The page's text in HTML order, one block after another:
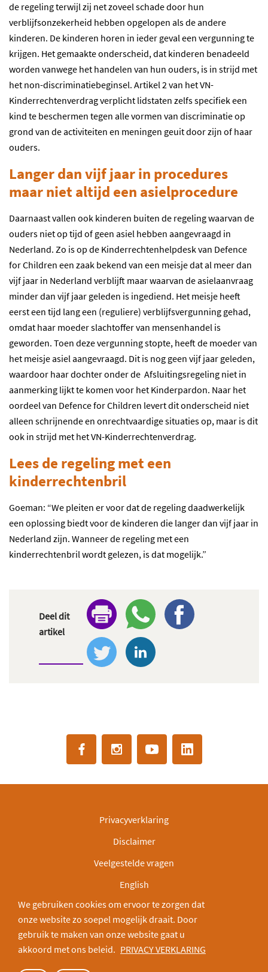
de regeling terwijl zij net zoveel schade door hun
verblijfsonzekerheid hebben opgelopen als de andere
kinderen. De kinderen horen in ieder geval een vergunning te
krijgen. Het gemaakte onderscheid, dat kinderen benadeeld
worden vanwege het handelen van hun ouders, is in strijd met
het non-discriminatiebeginsel. Artikel 2 van het VN-
Kinderrechtenverdrag verplicht lidstaten zelfs specifiek een
kind te beschermen tegen alle vormen van discriminatie op
grond van de activiteiten en meningen geuit door zijn of haar
ouders.
Langer dan vijf jaar in procedures
maar niet altijd een asielprocedure
Daarnaast vallen ook kinderen buiten de regeling waarvan de
ouders niet op tijd of geen asiel hebben aangevraagd in
Nederland. Zo is op de Kinderrechtenhelpdesk van Defence
for Children een zaak bekend van een meisje dat al meer dan
vijf jaar in Nederland verblijft maar waarvan de asielaanvraag
minder dan vijf jaar geleden is ingediend. Het meisje heeft
eerst een tijd lang een (reguliere) verblijfsvergunning gehad,
omdat haar moeder slachtoffer van mensenhandel is
geworden. Toen deze vergunning stopte, heeft de moeder van
het meisje asiel aangevraagd. Dit is nog geen vijf jaar geleden,
waardoor haar dochter onder de Afsluitingsregeling niet in
aanmerking lijkt te komen voor het Kinderpardon. Naar het
oordeel van Defence for Children levert dit onderscheid niet
alleen schrijnende en onrechtvaardige situaties op, maar is dit
ook in strijd met het VN-Kinderrechtenverdrag.
Lees de regeling met een
kinderrechtenbril
Goeman: “We pleiten er voor dat de regeling daadwerkelijk
een oplossing biedt voor de kinderen die langer dan vijf jaar in
Nederland zijn. Wanneer de regeling met een
kinderrechtenbril wordt gelezen, is dat mogelijk.”
Deel dit
artikel
Privacyverklaring
Disclaimer
Veelgestelde vragen
English
IBAN: NL30INGB0000003166
Deel via:
We gebruiken cookies om ervoor te zorgen dat
onze website zo soepel mogelijk draait. Door
gebruik te maken van onze website gaat u
akkoord met ons beleid. PRIVACY VERKLARING